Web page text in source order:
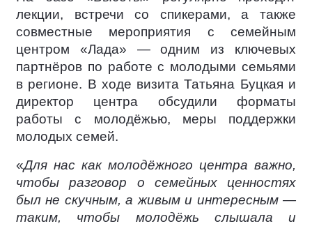
лекции, встречи со спикерами, а также
совместные мероприятия с семейным
центром «Лада» — одним из ключевых
партнёров по работе с молодыми семьями
в регионе. В ходе визита Татьяна Буцкая и
директор центра обсудили форматы
работы с молодёжью, меры поддержки
молодых семей.
«Для нас как молодёжного центра важно,
чтобы разговор о семейных ценностях
был не скучным, а живым и интересным —
таким, чтобы молодёжь слышала и